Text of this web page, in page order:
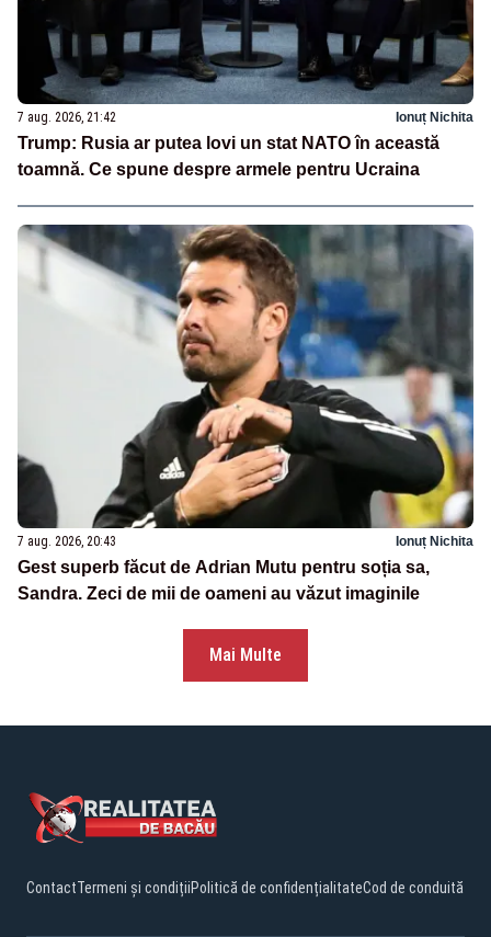
7 aug. 2026, 21:42 Ionuț Nichita
Trump: Rusia ar putea lovi un stat NATO în această
toamnă. Ce spune despre armele pentru Ucraina
7 aug. 2026, 20:43 Ionuț Nichita
Gest superb făcut de Adrian Mutu pentru soția sa,
Sandra. Zeci de mii de oameni au văzut imaginile
Mai Multe
ContactTermeni și condițiiPolitică de confidențialitateCod de conduită